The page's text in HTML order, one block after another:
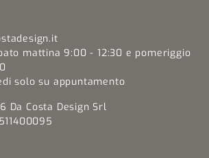
mattina 9:00 - 12:30 e pomeriggio
solo su appuntamento
Da Costa Design Srl